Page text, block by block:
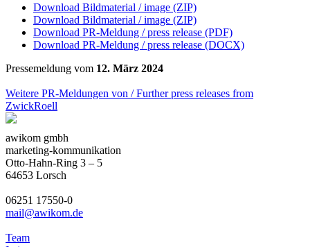
Download Bildmaterial / image (ZIP)
Download Bildmaterial / image (ZIP)
Download PR-Meldung / press release (PDF)
Download PR-Meldung / press release (DOCX)
Pressemeldung vom 12. März 2024
Weitere PR-Meldungen von / Further press releases from
ZwickRoell
awikom gmbh
marketing-kommunikation
Otto-Hahn-Ring 3 – 5
64653 Lorsch
06251 17550-0
mail@awikom.de
Team